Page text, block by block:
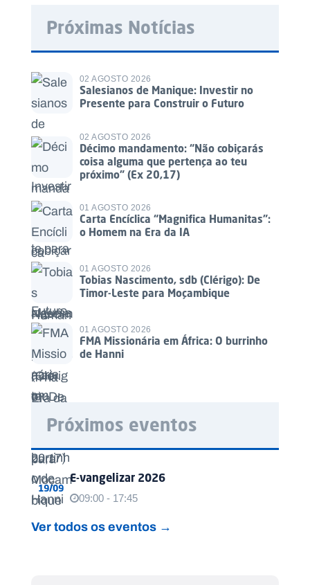
Próximas Notícias
02 AGOSTO 2026
Salesianos de Manique: Investir no
Presente para Construir o Futuro
02 AGOSTO 2026
Décimo mandamento: “Não cobiçarás
coisa alguma que pertença ao teu
próximo” (Ex 20,17)
01 AGOSTO 2026
Carta Encíclica “Magnifica Humanitas”:
o Homem na Era da IA
01 AGOSTO 2026
Tobias Nascimento, sdb (Clérigo): De
Timor-Leste para Moçambique
01 AGOSTO 2026
FMA Missionária em África: O burrinho
de Hanni
Próximos eventos
19/09
E-vangelizar 2026
09:00 - 17:45
Ver todos os eventos →